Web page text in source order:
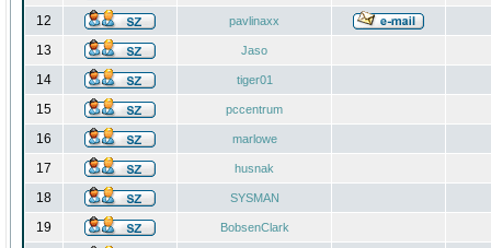
12 pavlinaxx
13 Jaso
14 tiger01
15 pccentrum
16 marlowe
17 husnak
18 SYSMAN
19 BobsenClark